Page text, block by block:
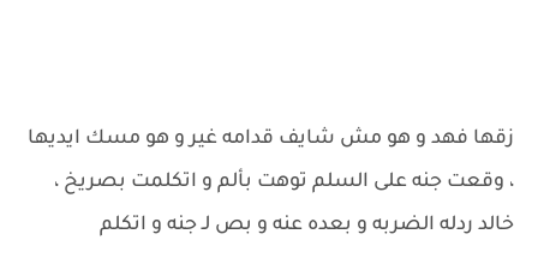
زقها فهد و هو مش شايف قدامه غير و هو مسك ايديها
، وقعت جنه على السلم توهت بألم و اتكلمت بصريخ ،
خالد ردله الضربه و بعده عنه و بص لـ جنه و اتكلم